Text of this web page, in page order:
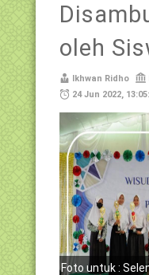
oleh
Ikhwan Ridho
24 Jun 2022,
Foto untuk :